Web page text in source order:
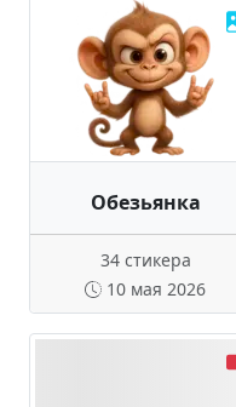
Обезьянка
34 стикера
10 мая 2026